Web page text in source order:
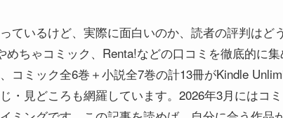
っているけど、実際に面白いのか、読者の評判は
めちゃコミック、Renta!などの口コミを徹底的に
コミック全6巻＋小説全7巻の計13冊がKindle
・見どころも網羅しています。2026年3月にはコ